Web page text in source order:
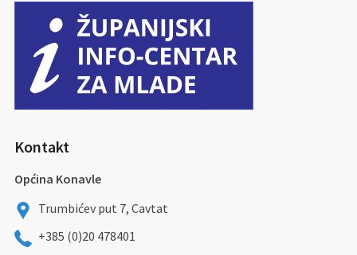
Kontakt
Općina Konavle
Trumbićev put 7, Cavtat
+385 (0)20 478401